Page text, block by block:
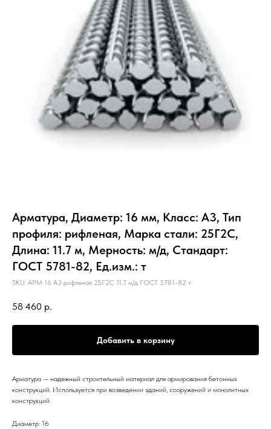
Арматура, Диаметр: 16 мм, Класс: А3, Тип
профиля: рифленая, Марка стали: 25Г2С,
Длина: 11.7 м, Мерность: м/д, Стандарт:
ГОСТ 5781-82, Ед.изм.: т
SKU: АРМ 16 А3 рифленая 25Г2С 11.7 м/д ГОСТ 5781-82 т
58 460 р.
Добавить в корзину
Арматура — надежный строительный материал для армирования бетонных
конструкций. Используется при возведении зданий, сооружений и монолитных
конструкций.
Диаметр: 16